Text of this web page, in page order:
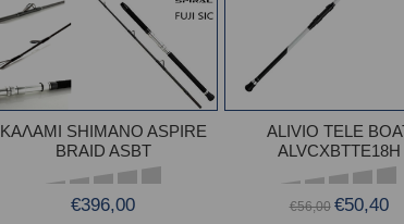
ΚΑΛΑΜΙ SHIMANO ASPIRE
BRAID ASBT
€396,00
ALIVIO TELE
ALVCXBTTE18H
€56,00 €50,40